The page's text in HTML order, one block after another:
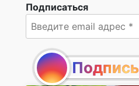
Подписаться